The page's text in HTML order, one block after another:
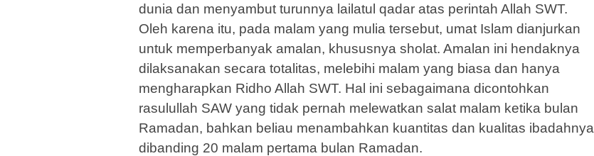
dunia dan menyambut turunnya lailatul qadar atas perintah Allah SWT.
Oleh karena itu, pada malam yang mulia tersebut, umat Islam dianjurkan
untuk memperbanyak amalan, khususnya sholat. Amalan ini hendaknya
dilaksanakan secara totalitas, melebihi malam yang biasa dan hanya
mengharapkan Ridho Allah SWT. Hal ini sebagaimana dicontohkan
rasulullah SAW yang tidak pernah melewatkan salat malam ketika bulan
Ramadan, bahkan beliau menambahkan kuantitas dan kualitas ibadahnya
dibanding 20 malam pertama bulan Ramadan.